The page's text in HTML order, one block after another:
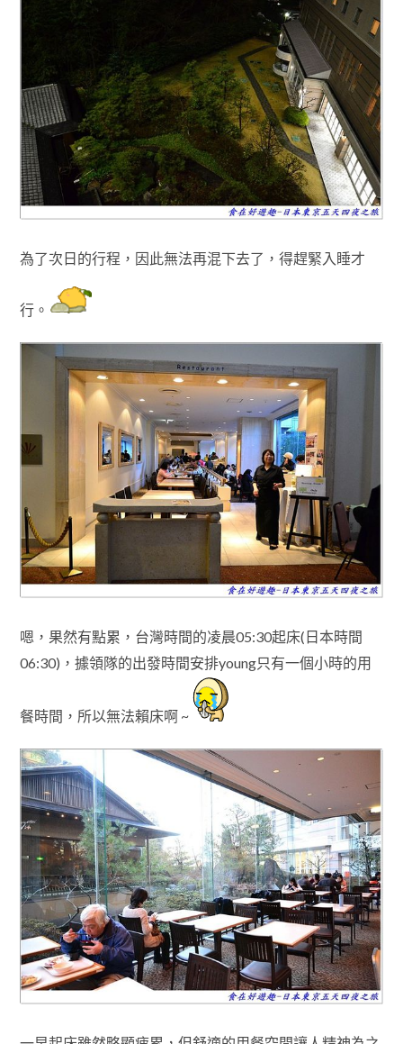
為了次日的行程，因此無法再混下去了 ，得趕緊入睡才
行。
嗯，果然有點累 ，台灣時間的凌晨05:30起床(日本時間
06:30) ，據領隊的出發時間安排young只有一個小時的用
餐時間 ，所以無法賴床啊 ~